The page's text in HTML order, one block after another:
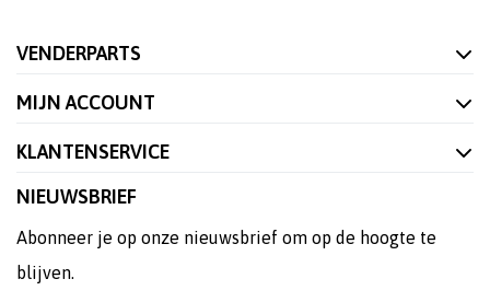
VENDERPARTS
MIJN ACCOUNT
KLANTENSERVICE
NIEUWSBRIEF
Abonneer je op onze nieuwsbrief om op de hoogte te
blijven.